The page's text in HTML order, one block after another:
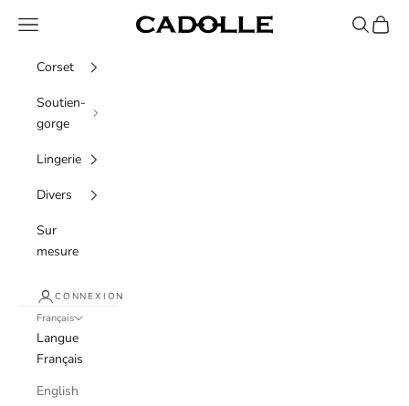
Cadolle
Menu Recherche
Panier
Corset
Soutien-
gorge
Lingerie
Divers
Sur
mesure
CONNEXION
Français
Langue
Français
English